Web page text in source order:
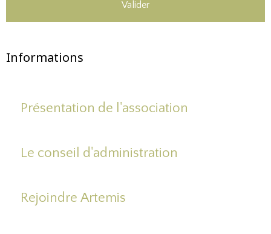
Valider
Informations
Présentation de l'association
Le conseil d'administration
Rejoindre Artemis